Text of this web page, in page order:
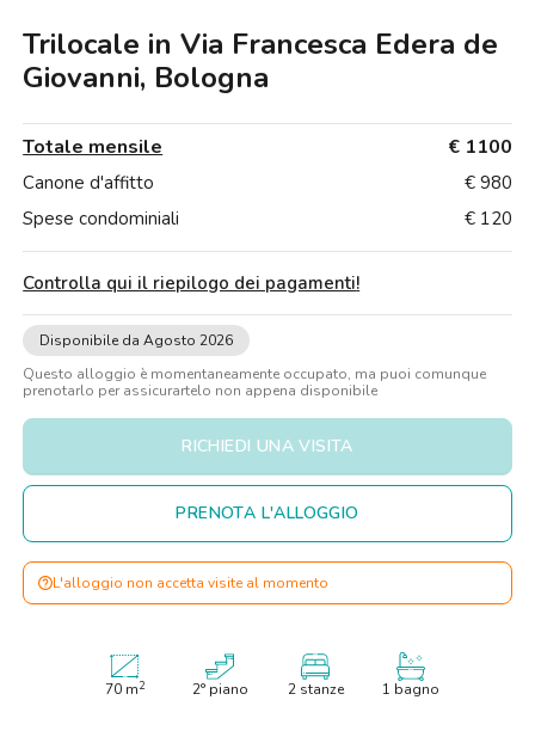
Loft
Loft
Loft
Loft
Loft
Loft
Loft
Roma
Loft
Napoli
Loft
Catania
Loft
Padova
Loft
Trilocale in Via Francesca Edera de
Giovanni, Bologna
Totale mensile € 1100
Canone d'affitto
€ 980
Spese condominiali
€ 120
Controlla qui il riepilogo dei pagamenti!
Disponibile da Agosto 2026
Questo alloggio è momentaneamente occupato, ma puoi comunque
prenotarlo per assicurartelo non appena disponibile
RICHIEDI UNA VISITA
PRENOTA L'ALLOGGIO
L'alloggio non accetta visite al momento
70m2 2° piano 2 stanze 1 bagno